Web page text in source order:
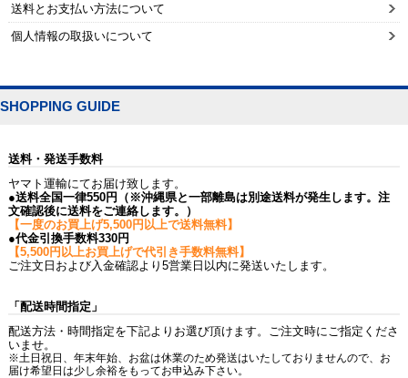
送料とお支払い方法について
個人情報の取扱いについて
SHOPPING GUIDE
送料・発送手数料
ヤマト運輸にてお届け致します。
●送料全国一律550円（※沖縄県と一部離島は別途送料が発生します。注
文確認後に送料をご連絡します。）
【一度のお買上げ5,500円以上で送料無料】
●代金引換手数料330円
【5,500円以上お買上げで代引き手数料無料】
ご注文日および入金確認より5営業日以内に発送いたします。
「配送時間指定」
配送方法・時間指定を下記よりお選び頂けます。ご注文時にご指定くださ
いませ。
※土日祝日、年末年始、お盆は休業のため発送はいたしておりませんので、お
届け希望日は少し余裕をもってお申込み下さい。